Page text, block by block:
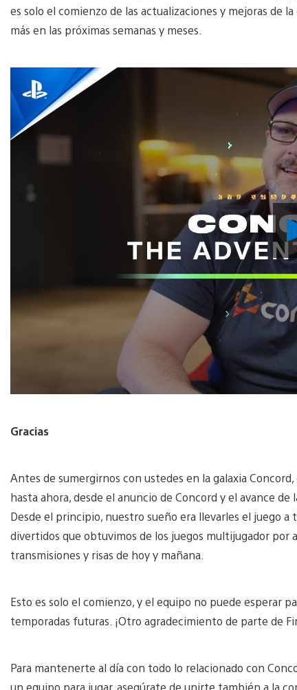
es solo el comienzo de las actualizaciones y mejoras de
más en las próximas semanas y meses.
Gracias
Antes de sumergirnos con ustedes en la galaxia
hasta ahora, desde el anuncio de Concord y el avance
Desde el principio, nuestro sueño era llevarles el juego a
divertidos que obtuvimos de los juegos multijugador por
transmisiones y risas de hoy y mañana.
Esto es solo el comienzo, y el equipo no puede esperar
temporadas futuras. ¡Otro agradecimiento de parte de
Para mantenerte al día con todo lo relacionado con
un equipo para jugar, asegúrate de unirte también a la